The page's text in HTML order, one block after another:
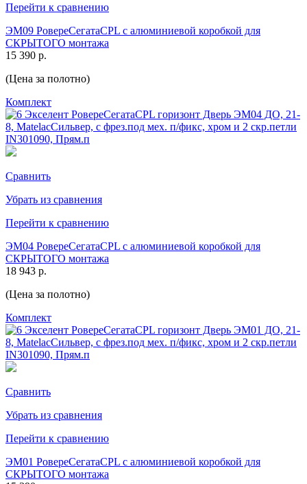
Перейти к сравнению
ЭМ09 РовереСегатаCPL с алюминиевой коробкой для
СКРЫТОГО монтажа
15 390 р.
(Цена за полотно)
Комплект
Сравнить
Убрать из сравнения
Перейти к сравнению
ЭМ04 РовереСегатаCPL с алюминиевой коробкой для
СКРЫТОГО монтажа
18 943 р.
(Цена за полотно)
Комплект
Сравнить
Убрать из сравнения
Перейти к сравнению
ЭМ01 РовереСегатаCPL с алюминиевой коробкой для
СКРЫТОГО монтажа